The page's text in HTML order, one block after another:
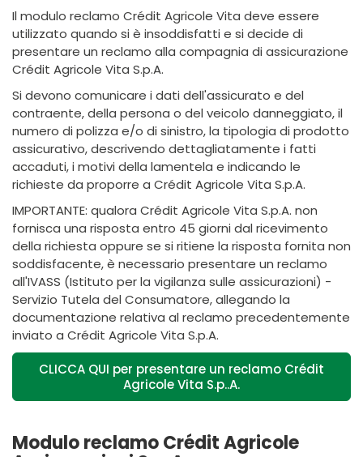
Il modulo reclamo Crédit Agricole Vita deve essere
utilizzato quando si è insoddisfatti e si decide di
presentare un reclamo alla compagnia di assicurazione
Crédit Agricole Vita S.p.A.
Si devono comunicare i dati dell'assicurato e del
contraente, della persona o del veicolo danneggiato, il
numero di polizza e/o di sinistro, la tipologia di prodotto
assicurativo, descrivendo dettagliatamente i fatti
accaduti, i motivi della lamentela e indicando le
richieste da proporre a Crédit Agricole Vita S.p.A.
IMPORTANTE: qualora Crédit Agricole Vita S.p.A. non
fornisca una risposta entro 45 giorni dal ricevimento
della richiesta oppure se si ritiene la risposta fornita non
soddisfacente, è necessario presentare un reclamo
all'IVASS (Istituto per la vigilanza sulle assicurazioni) -
Servizio Tutela del Consumatore, allegando la
documentazione relativa al reclamo precedentemente
inviato a Crédit Agricole Vita S.p.A.
CLICCA QUI per presentare un reclamo Crédit
Agricole Vita S.p..A.
Modulo reclamo Crédit Agricole